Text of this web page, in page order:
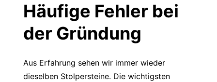
Häufige Fehler bei
der Gründung
Aus Erfahrung sehen wir immer wieder
dieselben Stolpersteine. Die wichtigsten